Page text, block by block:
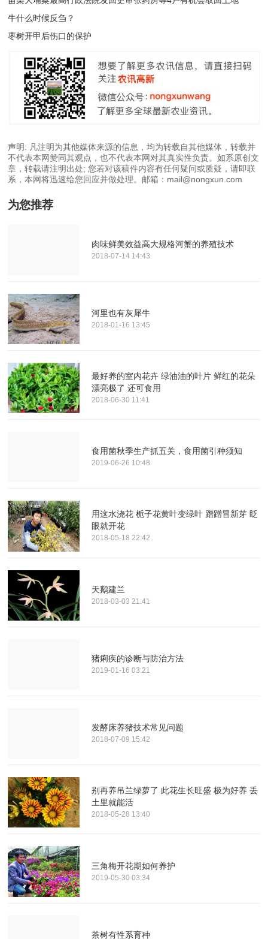
牛什么时候反刍？
枣树开甲后伤口的保护
声明: 凡注明为其他媒体来源的信息，均为转载自其他媒体，转载并
不代表本网赞同其观点，也不代表本网对其真实性负责。如系原创文
章，转载请注明出处; 您若对该稿件内容有任何疑问或质疑，请即联
系，本网将迅速给您回应并做处理。邮箱：mail@nongxun.com
为您推荐
肉味鲜美效益高大规格河蟹的养殖技术
2018-07-14 14:43
河里也有灰犀牛
2018-01-16 13:45
最好养的室内花卉 绿油油的叶片 鲜红的花朵
漂亮极了 还可食用
2018-06-30 11:41
食用菌秋季生产抓五关，食用菌引种须知
2019-06-26 10:48
用这水浇花 栀子花黄叶变绿叶 蹭蹭冒新芽 眨
眼就开花
2018-05-18 22:42
天鹅建兰
2018-03-03 21:41
猪痢疾的诊断与防治方法
2019-01-16 03:21
发酵床养猪技术常见问题
2018-07-09 15:42
别再养吊兰绿萝了 此花生长旺盛 极为好养 丢
土里就能活
2018-05-28 13:40
三角梅开花期如何养护
2019-05-30 03:34
茶树有性系育种